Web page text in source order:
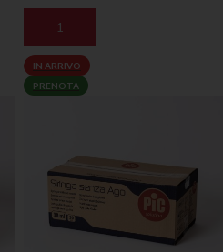
AGGIUNGI AL CARRELLO
IN ARRIVO
PRENOTA